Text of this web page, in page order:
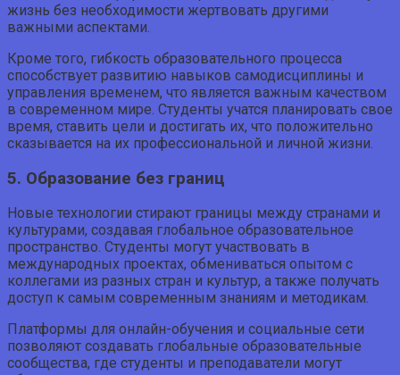
жизнь без необходимости жертвовать другими
важными аспектами.
Кроме того, гибкость образовательного процесса
способствует развитию навыков самодисциплины и
управления временем, что является важным качеством
в современном мире. Студенты учатся планировать свое
время, ставить цели и достигать их, что положительно
сказывается на их профессиональной и личной жизни.
5. Образование без границ
Новые технологии стирают границы между странами и
культурами, создавая глобальное образовательное
пространство. Студенты могут участвовать в
международных проектах, обмениваться опытом с
коллегами из разных стран и культур, а также получать
доступ к самым современным знаниям и методикам.
Платформы для онлайн-обучения и социальные сети
позволяют создавать глобальные образовательные
сообщества, где студенты и преподаватели могут